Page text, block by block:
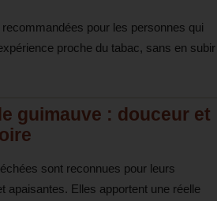
pour les personnes qui
proche du tabac, sans en subir
guimauve : douceur et
sont reconnues pour leurs
apaisantes. Elles apportent une réelle